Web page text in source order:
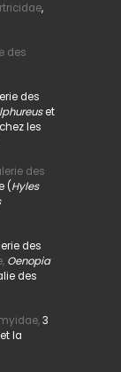
,
des
des
et
les
des
(Hyles
des
Oenopia
des
3
la